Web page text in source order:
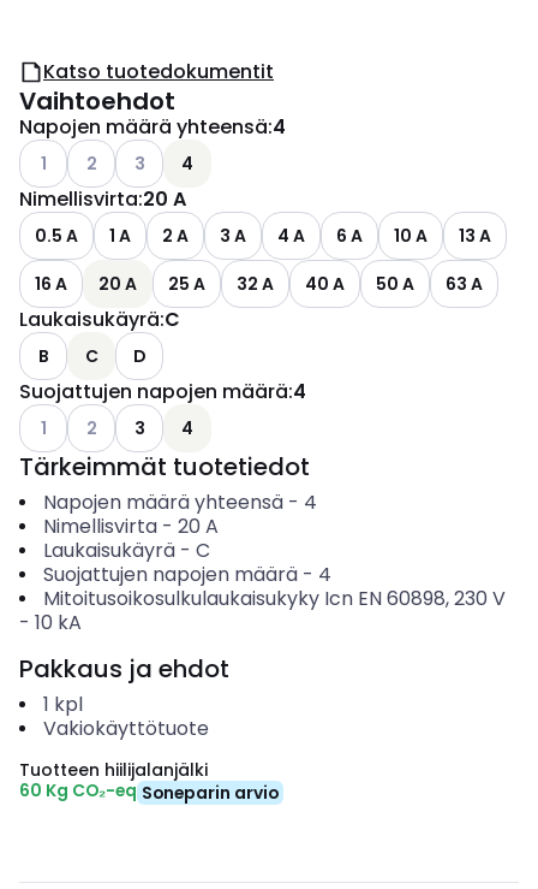
Katso tuotedokumentit
Vaihtoehdot
Napojen määrä yhteensä:4
Katso käytettävissä olevat vaihtoehdot
1 Katso käytettävissä olevat vaihtoehdot
2 Katso käytettävissä olevat vaihtoehdot
3 4
Nimellisvirta:20 A
0.5 A 1 A 2 A 3 A 4 A 6 A 10 A
13 A
16 A
20 A 25 A 32 A 40 A 50 A 63 A
Laukaisukäyrä:C
B C D
Suojattujen napojen määrä:4
Katso käytettävissä olevat vaihtoehdot
1 Katso käytettävissä olevat vaihtoehdot
2 3 4
Tärkeimmät tuotetiedot
Napojen määrä yhteensä- 4
Nimellisvirta- 20 A
Laukaisukäyrä- C
Suojattujen napojen määrä- 4
Mitoitusoikosulkulaukaisukyky Icn EN 60898, 230 V
- 10 kA
Pakkaus ja ehdot
1 kpl
Vakiokäyttötuote
Tuotteen hiilijalanjälki
60 Kg CO₂-eq Soneparin arvio